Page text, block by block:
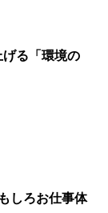
る「環境の
しろお仕事体